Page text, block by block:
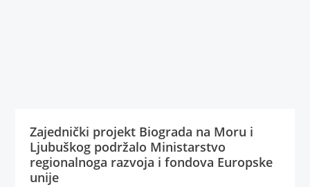
Zajednički projekt Biograda na Moru i
Ljubuškog podržalo Ministarstvo
regionalnoga razvoja i fondova Europske
unije